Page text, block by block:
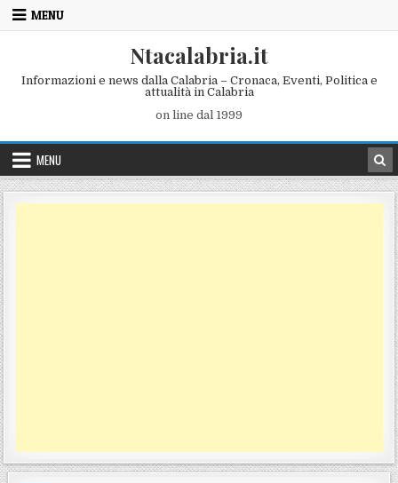
Skip to content
MENU
Ntacalabria.it
Informazioni e news dalla Calabria – Cronaca, Eventi, Politica e
attualità in Calabria
on line dal 1999
MENU